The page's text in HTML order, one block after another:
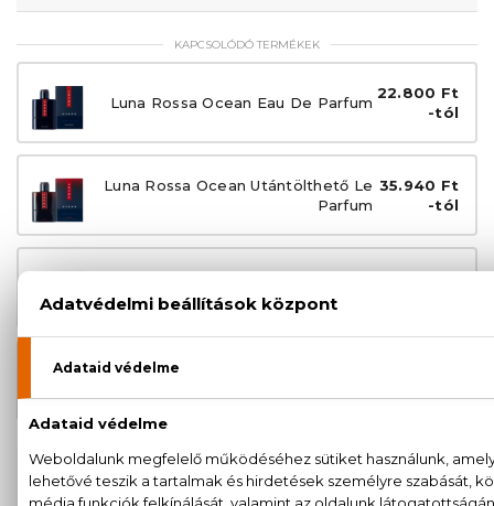
KAPCSOLÓDÓ TERMÉKEK
Luna Rossa Ocean Eau De Parfum
22.800 Ft
-tól
Luna Rossa Ocean Utántölthető Le
Parfum
35.940 Ft
-tól
Luna Rossa Ocean Eau De Toilette
100% eredeti termékek,14 napos visszaküldési
garanciával